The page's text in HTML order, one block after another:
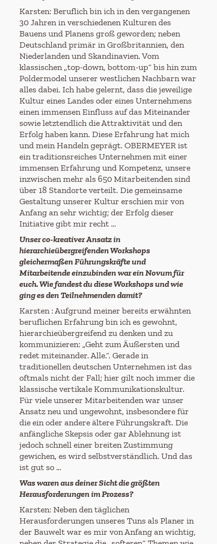
Karsten: Beruflich bin ich in den vergangenen
30 Jahren in verschiedenen Kulturen des
Bauens und Planens groß geworden; neben
Deutschland primär in Großbritannien, den
Niederlanden und Skandinavien. Vom
klassischen „top-down, bottom-up“ bis hin zum
Poldermodel unserer westlichen Nachbarn war
alles dabei. Ich habe gelernt, dass die jeweilige
Kultur eines Landes oder eines Unternehmens
einen immensen Einfluss auf das Miteinander
sowie letztendlich die Attraktivität und den
Erfolg haben kann. Diese Erfahrung hat mich
und mein Handeln geprägt. OBERMEYER ist
ein traditionsreiches Unternehmen mit einer
immensen Erfahrung und Kompetenz, unsere
inzwischen mehr als 650 Mitarbeitenden sind
über 18 Standorte verteilt. Die gemeinsame
Gestaltung unserer Kultur erschien mir von
Anfang an sehr wichtig; der Erfolg dieser
Initiative gibt mir recht …
Unserco-kreativer Ansatz in
hierarchieübergreifenden Workshops
gleichermaßen Führungskräfte und
Mitarbeitende einzubinden war ein Novum für
euch. Wie fandest du diese Workshops und wie
ging es den Teilnehmenden damit?
Karsten : Aufgrund meiner bereits erwähnten
beruflichen Erfahrung bin ich es gewohnt,
hierarchieübergreifend zu denken und zu
kommunizieren: „Geht zum Äußersten und
redet miteinander. Alle.“. Gerade in
traditionellen deutschen Unternehmen ist das
oftmals nicht der Fall; hier gilt noch immer die
klassische vertikale Kommunikationskultur.
Für viele unserer Mitarbeitenden war unser
Ansatz neu und ungewohnt, insbesondere für
die ein oder andere ältere Führungskraft. Die
anfängliche Skepsis oder gar Ablehnung ist
jedoch schnell einer breiten Zustimmung
gewichen, es wird selbstverständlich. Und das
ist gut so …
Was waren aus deiner Sicht die größten
Herausforderungen im Prozess?
Karsten: Neben den täglichen
Herausforderungen unseres Tuns als Planer in
der Bauwelt war es mir von Anfang an wichtig,